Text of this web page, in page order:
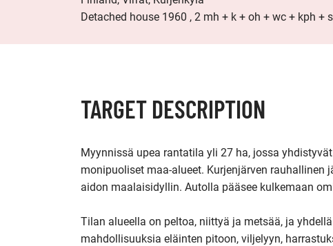
Detached house 1960 , 2 mh + k + oh + wc + kph + s
TARGET DESCRIPTION
Myynnissä upea rantatila yli 27 ha, jossa
monipuoliset maa‑alueet. Kurjenjärven
aidon maalaisidyllin. Autolla pääsee kulkemaan
Tilan alueella on peltoa, niittyä ja metsää, ja
mahdollisuuksia eläinten pitoon, viljelyyn,